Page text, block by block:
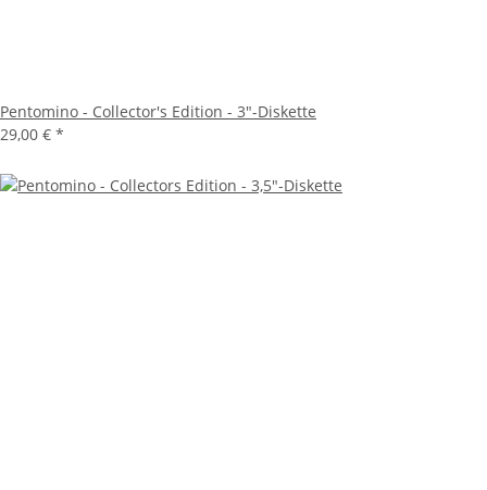
Pentomino - Collector's Edition - 3"-Diskette
29,00 € *